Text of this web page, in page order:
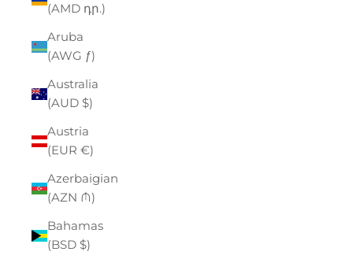
(AMD դր.)
Aruba
(AWG ƒ)
Australia
(AUD $)
Austria
(EUR €)
Azerbaigian
(AZN ₼)
Bahamas
(BSD $)